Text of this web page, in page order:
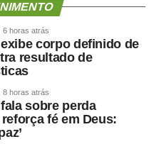
a situação com a
a responsabilidade pela
mudança.
tranquila. Cumpri
Outros terão de
fizeram e pela maneira
6 horas atrás
corpo definido de
resultado de
8 horas atrás
sobre perda
fé em Deus: